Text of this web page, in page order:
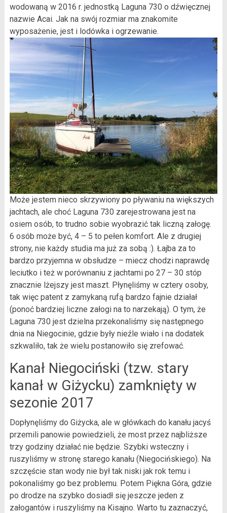
wodowaną w 2016 r. jednostką Laguna 730 o dźwięcznej
nazwie Acai. Jak na swój rozmiar ma znakomite
wyposażenie, jest i lodówka i ogrzewanie.
Może jestem nieco skrzywiony po pływaniu na większych
jachtach, ale choć Laguna 730 zarejestrowana jest na
osiem osób, to trudno sobie wyobrazić tak liczną załogę.
6 osób może być, 4 – 5 to pełen komfort. Ale z drugiej
strony, nie każdy studia ma już za sobą :). Łajba za to
bardzo przyjemna w obsłudze – miecz chodzi naprawdę
leciutko i też w porównaniu z jachtami po 27 – 30 stóp
znacznie lżejszy jest maszt. Płynęliśmy w cztery osoby,
tak więc patent z zamykaną rufą bardzo fajnie działał
(ponoć bardziej liczne załogi na to narzekają). O tym, że
Laguna 730 jest dzielna przekonaliśmy się następnego
dnia na Niegocinie, gdzie były nieźle wiało i na dodatek
szkwaliło, tak że wielu postanowiło się zrefować.
Kanał Niegociński (tzw. stary
kanał w Giżycku) zamknięty w
sezonie 2017
Dopłynęliśmy do Giżycka, ale w główkach do kanału jacyś
przemili panowie powiedzieli, że most przez najbliższe
trzy godziny działać nie będzie. Szybki wsteczny i
ruszyliśmy w stronę starego kanału (Niegocińskiego). Na
szczęście stan wody nie był tak niski jak rok temu i
pokonaliśmy go bez problemu. Potem Piękna Góra, gdzie
po drodze na szybko dosiadł się jeszcze jeden z
załogantów i ruszyliśmy na Kisajno. Warto tu zaznaczyć,